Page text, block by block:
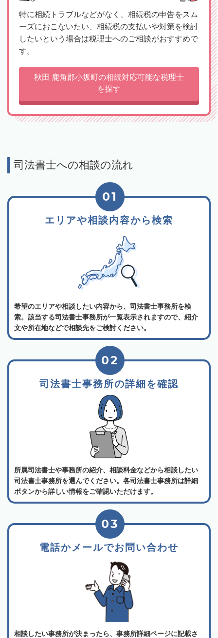
特に相続トラブルなどがなく、相続税の申告をスム
ーズにおこないたい、相続税の支払いや対策を検討
したいという場合は税理士へのご相談がおすすめで
す。
秋田 鹿角郡小坂町の相続対応可能な税理士
を探す
司法書士への相談の流れ
エリアや相談内容から検索
01
希望のエリアや相談したい内容から、司法書士事務所を検
索。該当する司法書士事務所が一覧表示されますので、紹介
文や所在地などで相談先をご検討ください。
司法書士事務所の詳細を確認
02
所属司法書士や事務所の紹介、相談料金などから相談したい
司法書士事務所を選んでください。各司法書士事務所は詳細
ボタンから詳しい情報をご確認いただけます。
電話かメールでお問い合わせ
03
相談したい事務所が決まったら、事務所詳細ページに記載さ